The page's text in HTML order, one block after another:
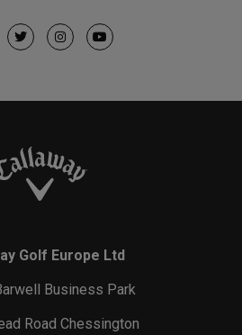
Golf Europe Ltd
Business Park
Road Chessington